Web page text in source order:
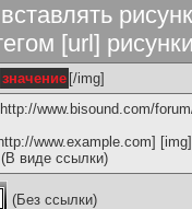
[url]
значение [/img]
www.bisound.com/
www.example.com]
виде ссылки)
(Без ссылки)